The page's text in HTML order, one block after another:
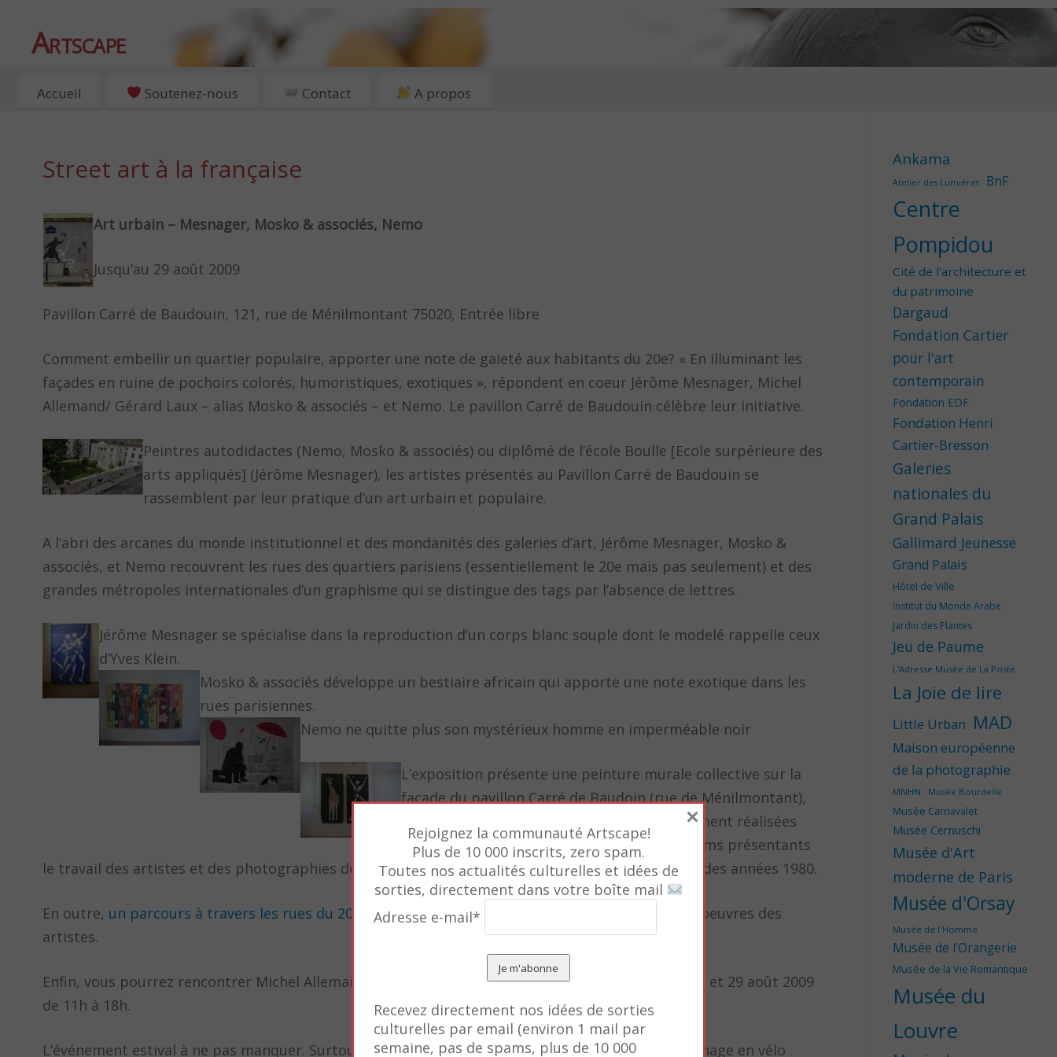
Artscape
EXPOSITIONS, ART ET CULTURE À PARIS
Accueil Soutenez-nous Contact A propos
Street art à la française
Art urbain – Mesnager, Mosko & associés, Nemo
Jusqu’au 29 août 2009
Pavillon Carré de Baudouin, 121, rue de Ménilmontant 75020, Entrée libre
Comment embellir un quartier populaire, apporter une note de gaieté aux habitants du 20e? « En illuminant les
façades en ruine de pochoirs colorés, humoristiques, exotiques », répondent en coeur Jérôme Mesnager, Michel
Allemand/ Gérard Laux – alias Mosko & associés – et Nemo. Le pavillon Carré de Baudouin célèbre leur initiative.
Peintres autodidactes (Nemo, Mosko & associés) ou diplômé de l’école Boulle [Ecole surpérieure des
arts appliqués] (Jérôme Mesnager), les artistes présentés au Pavillon Carré de Baudouin se
rassemblent par leur pratique d’un art urbain et populaire.
A l’abri des arcanes du monde institutionnel et des mondanités des galeries d’art, Jérôme Mesnager, Mosko &
associés, et Nemo recouvrent les rues des quartiers parisiens (essentiellement le 20e mais pas seulement) et des
grandes métropoles internationales d’un graphisme qui se distingue des tags par l’absence de lettres.
Jérôme Mesnager se spécialise dans la reproduction d’un corps blanc souple dont le modelé rappelle ceux
d’Yves Klein.
Mosko & associés développe un bestiaire africain qui apporte une note exotique dans les
rues parisiennes.
Nemo ne quitte plus son mystérieux homme en imperméable noir
L’exposition présente une peinture murale collective sur la
façade du pavillon Carré de Baudoin (rue de Ménilmontant),
trois oeuvres de grande dimension spécialement réalisées
pour l’occasion, des oeuvres récentes, des films présentants
le travail des artistes et des photographies de Gérard Faure, qui suit les artistes depuis le début des années 1980.
En outre, un parcours à travers les rues du 20e arrondissementest proposé pour voir en live les oeuvres des
artistes.
Enfin, vous pourrez rencontrer Michel Allemand et Gérard Laux (Mosko & associés) les samedis 22 et 29 août 2009
de 11h à 18h.
L’événement estival à ne pas manquer. Surtout pour les sportifs – je vous recommande un pèlerinage en vélo
Ankama
Atelier des Lumières BnF
Centre
Pompidou
Cité de l'architecture et
du patrimoine
Dargaud
Fondation Cartier
pour l'art
contemporain
Fondation EDF
Fondation Henri
Cartier-Bresson
Galeries
nationales du
Grand Palais
Gallimard Jeunesse
Grand Palais
Hôtel de Ville
Institut du Monde Arabe
Jardin des Plantes
Jeu de Paume
L'Adresse Musée de La Poste
La Joie de lire
Little Urban MAD
Maison européenne
de la photographie
MNHN Musée Bourdelle
Musée Carnavalet
Musée Cernuschi
Musée d'Art
moderne de Paris
Musée d'Orsay
Musée de l'Homme
Musée de l'Orangerie
Musée de la Vie Romantique
Musée du
Louvre
Rejoignez la communauté Artscape!
Plus de 10 000 inscrits, zero spam.
Toutes nos actualités culturelles et idées de
sorties, directement dans votre boîte mail
Adresse e-mail*
Recevez directement nos idées de sorties
culturelles par email (environ 1 mail par
semaine, pas de spams, plus de 10 000
×